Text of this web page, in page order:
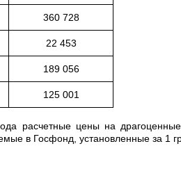
360 728
22 453
189 056
125 001
расчетные цены на
в Госфонд, установленные за 1